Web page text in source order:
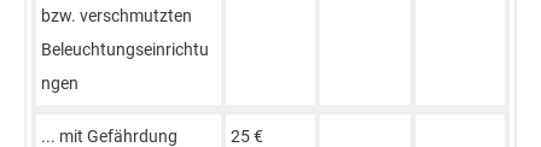
bzw. verschmutzten
Beleuchtungseinrichtu
ngen
... mit Gefährdung 25 €